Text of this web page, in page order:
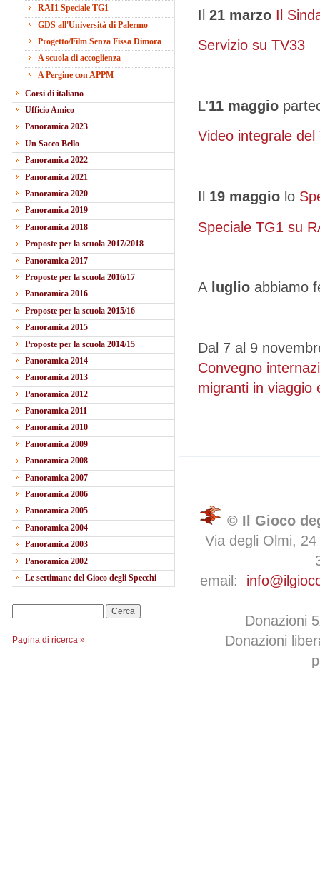
RAI1 Speciale TG1
GDS all'Università di Palermo
Progetto/Film Senza Fissa Dimora
A scuola di accoglienza
A Pergine con APPM
Corsi di italiano
Ufficio Amico
Panoramica 2023
Un Sacco Bello
Panoramica 2022
Panoramica 2021
Panoramica 2020
Panoramica 2019
Panoramica 2018
Proposte per la scuola 2017/2018
Panoramica 2017
Proposte per la scuola 2016/17
Panoramica 2016
Proposte per la scuola 2015/16
Panoramica 2015
Proposte per la scuola 2014/15
Panoramica 2014
Panoramica 2013
Panoramica 2012
Panoramica 2011
Panoramica 2010
Panoramica 2009
Panoramica 2008
Panoramica 2007
Panoramica 2006
Panoramica 2005
Panoramica 2004
Panoramica 2003
Panoramica 2002
Le settimane del Gioco degli Specchi
Pagina di ricerca »
I 21 marzo Il
Servizio su TV33
L'11 maggio
Video integrale del
Il 19 maggio lo
Speciale TG1 su
A luglio abbiamo
Dal 7 al 9
Convegno
migranti in viaggio
© Il Gioco
Via degli Olmi,
email:
Donazioni
Donazioni